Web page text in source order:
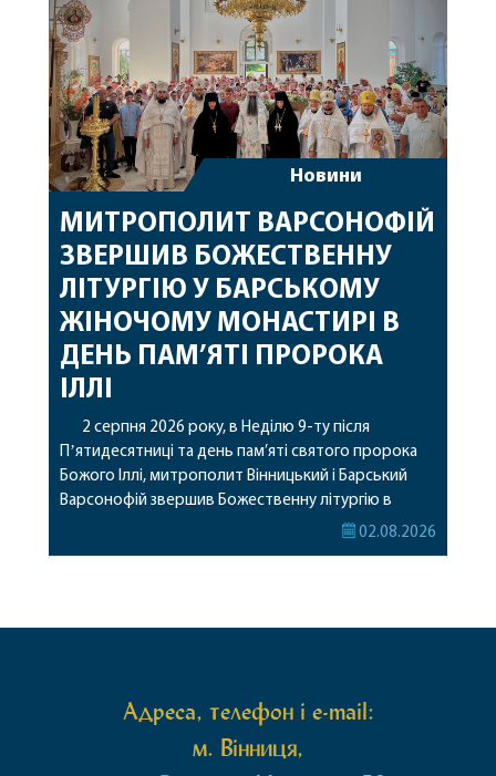
Новини
МИТРОПОЛИТ ВАРСОНОФІЙ
ЗВЕРШИВ БОЖЕСТВЕННУ
ЛІТУРГІЮ У БАРСЬКОМУ
ЖІНОЧОМУ МОНАСТИРІ В
ДЕНЬ ПАМ’ЯТІ ПРОРОКА
ІЛЛІ
2 серпня 2026 року, в Неділю 9-ту після
Пʼятидесятниці та день пам’яті святого пророка
Божого Іллі, митрополит Вінницький і Барський
Варсонофій звершив Божественну літургію в
Барському жіночому монастирі. Перед початком
02.08.2026
Адреса, телефон і e-mail:
м. Вінниця,